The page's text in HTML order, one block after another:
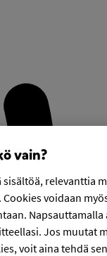
vain?
relevanttia
voidaan
Napsauttamalla
Jos muutat
voit aina tehdä